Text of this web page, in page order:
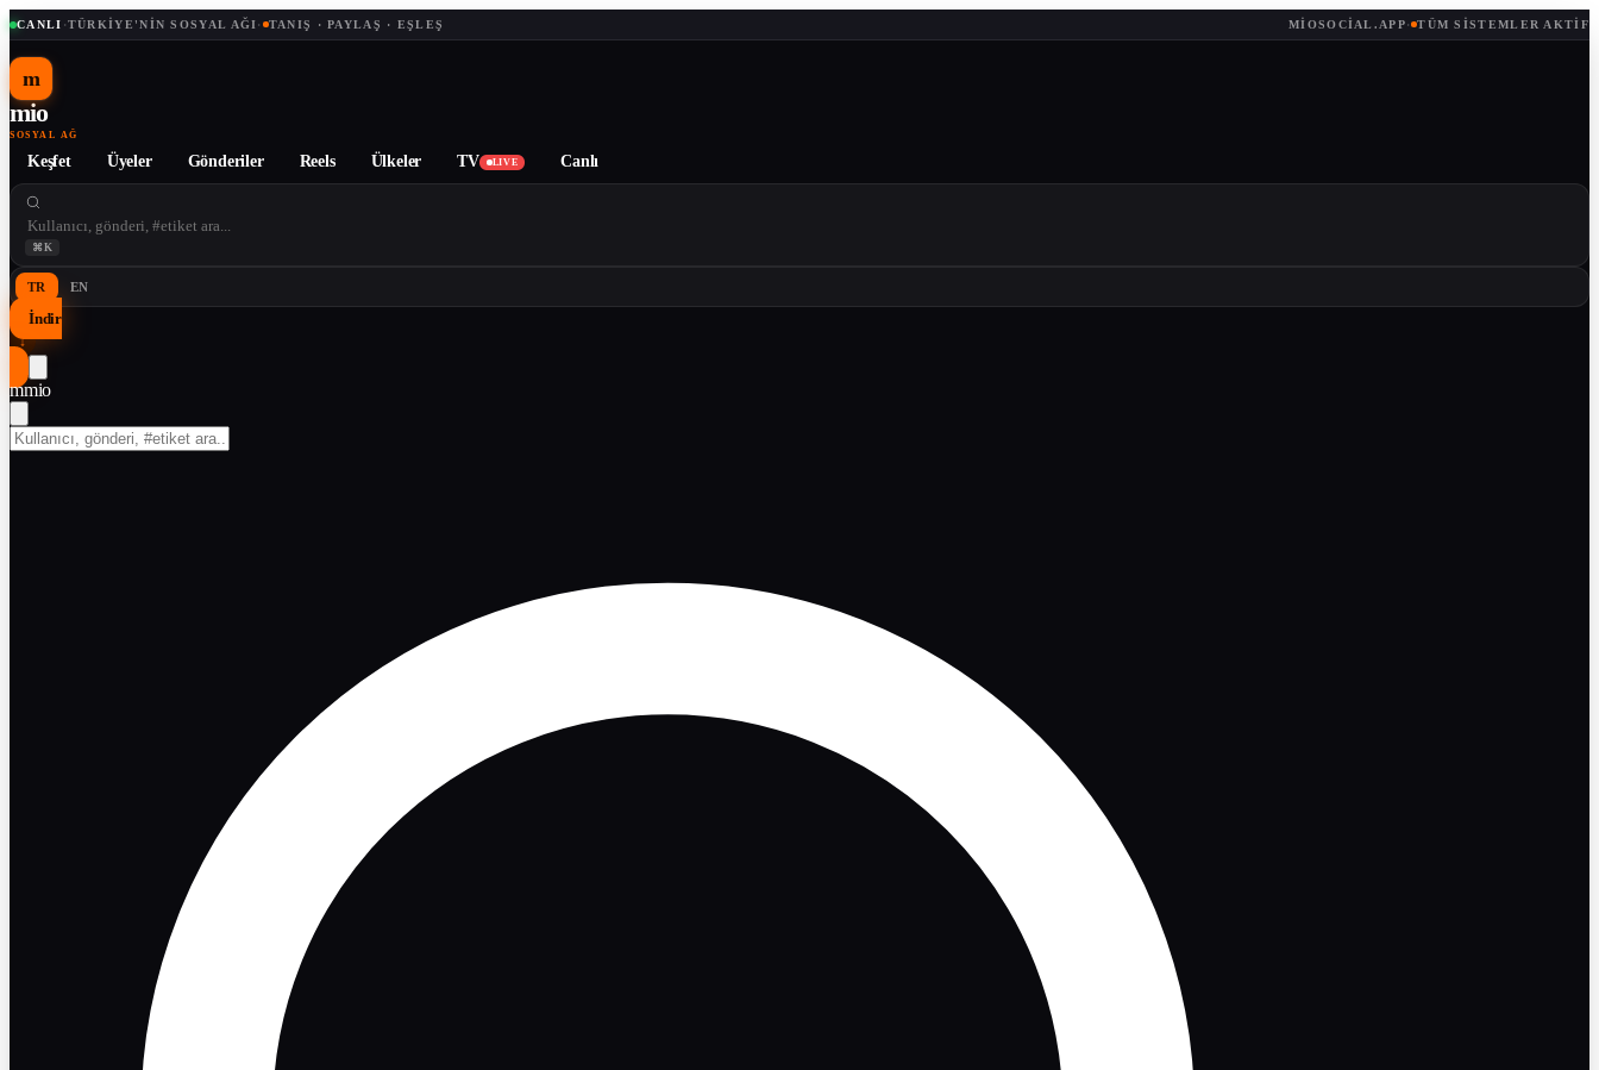
CANLI ·TÜRKIYE'NIN SOSYAL AĞI· TANIŞ · PAYLAŞ · EŞLEŞ MIOSOCIAL.APP· TÜM SISTEMLER AKTIF
m
mio
SOSYAL AĞ
Keşfet Üyeler Gönderiler Reels Ülkeler TV LIVE Canlı
⌘K
TR EN
İndir
↓
mmio